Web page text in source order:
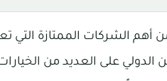
أهم الشركات الممتازة التي
على العديد من الخيارات